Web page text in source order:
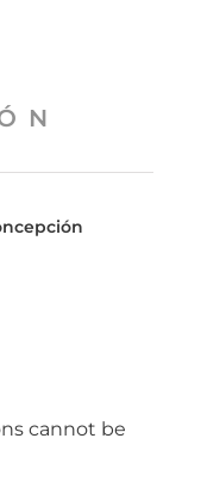
cannot be